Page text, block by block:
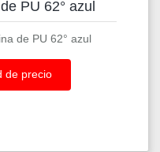
PU 62° azul
de PU 62° azul
de precio